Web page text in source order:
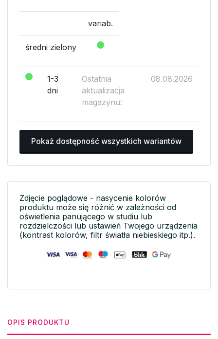
variab.
średni zielony
1-3
dni
Ostatnia
aktualizacja
magazynu:
08.08.2026
Pokaż dostępność wszystkich wariantów
Zdjęcie poglądowe - nasycenie kolorów
produktu może się różnić w zależności od
oświetlenia panującego w studiu lub
rozdzielczości lub ustawień Twojego urządzenia
(kontrast kolorów, filtr światła niebieskiego itp.).
OPIS PRODUKTU